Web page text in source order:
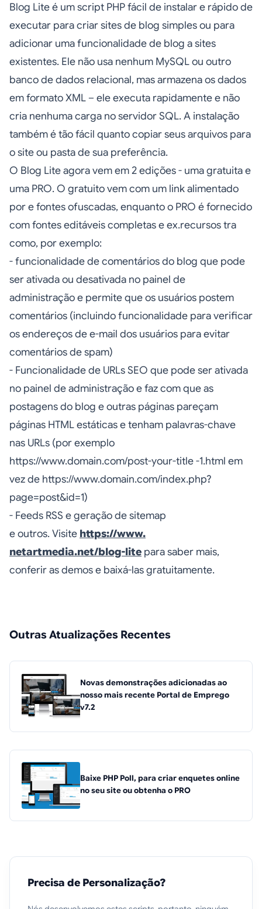
Blog Lite é um script PHP fácil de instalar e rápido de
executar para criar sites de blog simples ou para
adicionar uma funcionalidade de blog a sites
existentes. Ele não usa nenhum MySQL ou outro
banco de dados relacional, mas armazena os dados
em formato XML – ele executa rapidamente e não
cria nenhuma carga no servidor SQL. A instalação
também é tão fácil quanto copiar seus arquivos para
o site ou pasta de sua preferência.
O Blog Lite agora vem em 2 edições - uma gratuita e
uma PRO. O gratuito vem com um link alimentado
por e fontes ofuscadas, enquanto o PRO é fornecido
com fontes editáveis completas e ex.recursos tra
como, por exemplo:
- funcionalidade de comentários do blog que pode
ser ativada ou desativada no painel de
administração e permite que os usuários postem
comentários (incluindo funcionalidade para verificar
os endereços de e-mail dos usuários para evitar
comentários de spam)
- Funcionalidade de URLs SEO que pode ser ativada
no painel de administração e faz com que as
postagens do blog e outras páginas pareçam
páginas HTML estáticas e tenham palavras-chave
nas URLs (por exemplo
https://www.domain.com/post-your-title -1.html em
vez de https://www.domain.com/index.php?
page=post&id=1)
- Feeds RSS e geração de sitemap
e outros. Visite https://www.
netartmedia.net/blog-lite para saber mais,
conferir as demos e baixá-las gratuitamente.
Outras Atualizações Recentes
Novas demonstrações adicionadas ao
nosso mais recente Portal de Emprego
v7.2
Baixe PHP Poll, para criar enquetes online
no seu site ou obtenha o PRO
Precisa de Personalização?